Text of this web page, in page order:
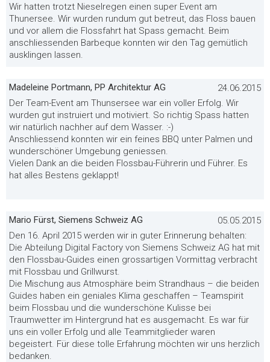
Wir hatten trotzt Nieselregen einen super Event am
Thunersee. Wir wurden rundum gut betreut, das Floss bauen
und vor allem die Flossfahrt hat Spass gemacht. Beim
anschliessenden Barbeque konnten wir den Tag gemütlich
ausklingen lassen.
Madeleine Portmann, PP Architektur AG
24.06.2015
Der Team-Event am Thunsersee war ein voller Erfolg. Wir
wurden gut instruiert und motiviert. So richtig Spass hatten
wir natürlich nachher auf dem Wasser. :-)
Anschliessend konnten wir ein feines BBQ unter Palmen und
wunderschöner Umgebung geniessen.
Vielen Dank an die beiden Flossbau-Führerin und Führer. Es
hat alles Bestens geklappt!
Mario Fürst, Siemens Schweiz AG
05.05.2015
Den 16. April 2015 werden wir in guter Erinnerung behalten:
Die Abteilung Digital Factory von Siemens Schweiz AG hat mit
den Flossbau-Guides einen grossartigen Vormittag verbracht
mit Flossbau und Grillwurst.
Die Mischung aus Atmosphäre beim Strandhaus – die beiden
Guides haben ein geniales Klima geschaffen – Teamspirit
beim Flossbau und die wunderschöne Kulisse bei
Traumwetter im Hintergrund hat es ausgemacht. Es war für
uns ein voller Erfolg und alle Teammitglieder waren
begeistert. Für diese tolle Erfahrung möchten wir uns herzlich
bedanken.